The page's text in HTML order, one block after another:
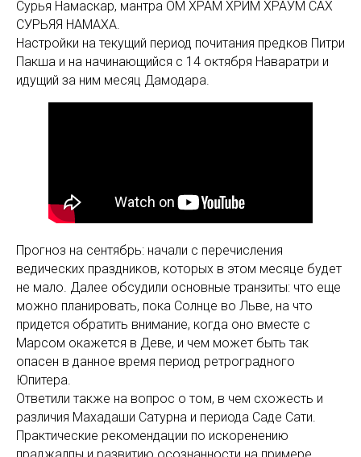
Сурья Намаскар, мантра ОМ ХРАМ ХРИМ ХРАУМ САХ
СУРЬЯЯ НАМАХА.
Настройки на текущий период почитания предков Питри
Пакша и на начинающийся с 14 октября Наваратри и
идущий за ним месяц Дамодара.
Прогноз на сентябрь: начали с перечисления
ведических праздников, которых в этом месяце будет
не мало. Далее обсудили основные транзиты: что еще
можно планировать, пока Солнце во Льве, на что
придется обратить внимание, когда оно вместе с
Марсом окажется в Деве, и чем может быть так
опасен в данное время период ретроградного
Юпитера.
Ответили также на вопрос о том, в чем схожесть и
различия Махадаши Сатурна и периода Саде Сати.
Практические рекомендации по искоренению